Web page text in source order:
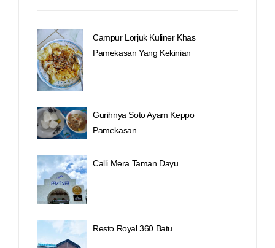
Campur Lorjuk Kuliner Khas
Pamekasan Yang Kekinian
Gurihnya Soto Ayam Keppo
Pamekasan
Calli Mera Taman Dayu
Resto Royal 360 Batu